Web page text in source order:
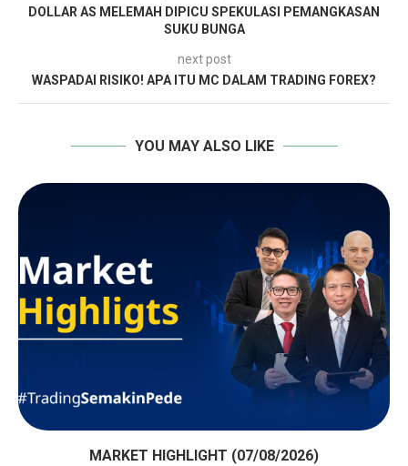
DOLLAR AS MELEMAH DIPICU SPEKULASI PEMANGKASAN
SUKU BUNGA
next post
WASPADAI RISIKO! APA ITU MC DALAM TRADING FOREX?
YOU MAY ALSO LIKE
MARKET HIGHLIGHT (07/08/2026)